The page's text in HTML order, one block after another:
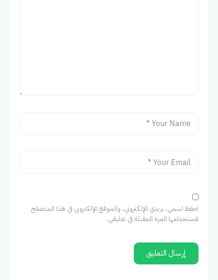
احفظ اسمي، بريدي الإلكتروني، والموقع الإلكتروني في هذا المتصفح
لاستخدامها المرة المقبلة في تعليقي.